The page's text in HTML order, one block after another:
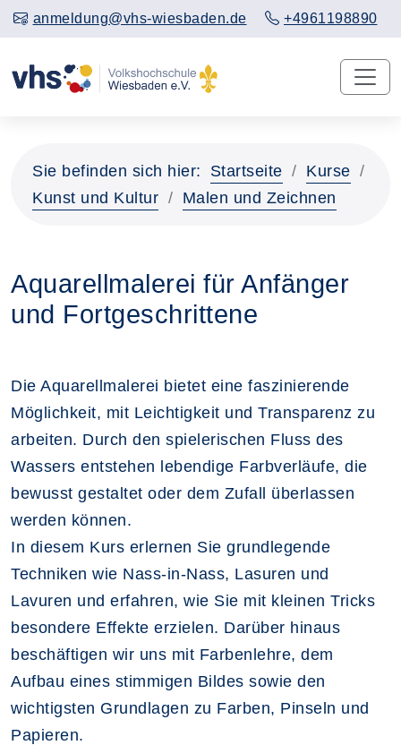
anmeldung@vhs-wiesbaden.de +4961198890
Sie befinden sich hier: Startseite
Kurse
Kunst und Kultur
Malen und Zeichnen
Aquarellmalerei für Anfänger
und Fortgeschrittene
Die Aquarellmalerei bietet eine faszinierende
Möglichkeit, mit Leichtigkeit und Transparenz zu
arbeiten. Durch den spielerischen Fluss des
Wassers entstehen lebendige Farbverläufe, die
bewusst gestaltet oder dem Zufall überlassen
werden können.
In diesem Kurs erlernen Sie grundlegende
Techniken wie Nass-in-Nass, Lasuren und
Lavuren und erfahren, wie Sie mit kleinen Tricks
besondere Effekte erzielen. Darüber hinaus
beschäftigen wir uns mit Farbenlehre, dem
Aufbau eines stimmigen Bildes sowie den
wichtigsten Grundlagen zu Farben, Pinseln und
Papieren.